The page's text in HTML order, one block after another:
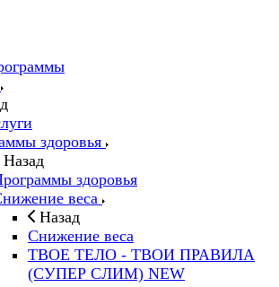
здоровья
Назад
здоровья
веса
Назад
Снижение веса
ТВОЕ ТЕЛО - ТВОИ ПРАВИЛА
(СУПЕР СЛИМ) NEW